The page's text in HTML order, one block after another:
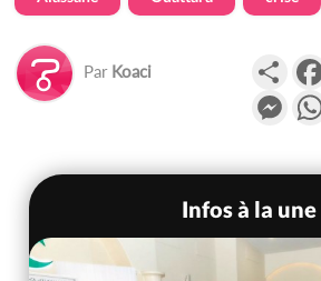
Par Koaci
Infos à la une